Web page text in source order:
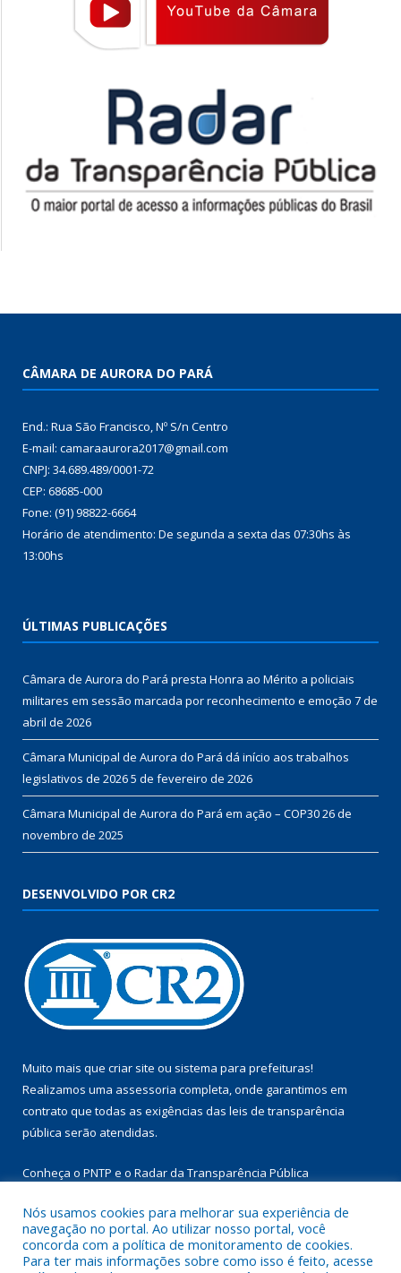
CÂMARA DE AURORA DO PARÁ
End.: Rua São Francisco, Nº S/n Centro
E-mail: camaraaurora2017@gmail.com
CNPJ: 34.689.489/0001-72
CEP: 68685-000
Fone: (91) 98822-6664
Horário de atendimento: De segunda a sexta das 07:30hs às
13:00hs
ÚLTIMAS PUBLICAÇÕES
Câmara de Aurora do Pará presta Honra ao Mérito a policiais
militares em sessão marcada por reconhecimento e emoção 7 de
abril de 2026
Câmara Municipal de Aurora do Pará dá início aos trabalhos
legislativos de 20265 de fevereiro de 2026
Câmara Municipal de Aurora do Pará em ação – COP3026 de
novembro de 2025
DESENVOLVIDO POR CR2
Muito mais que criar site ou sistema para prefeituras!
Realizamos uma assessoria completa, onde garantimos em
contrato que todas as exigências das leis de transparência
pública serão atendidas.
Conheça o PNTP e o Radar da Transparência Pública
Todos os direitos reservados a Câmara Municipal de Aurora do
Nós usamos cookies para melhorar sua experiência de
navegação no portal. Ao utilizar nosso portal, você
concorda com a política de monitoramento de cookies.
Para ter mais informações sobre como isso é feito, acesse